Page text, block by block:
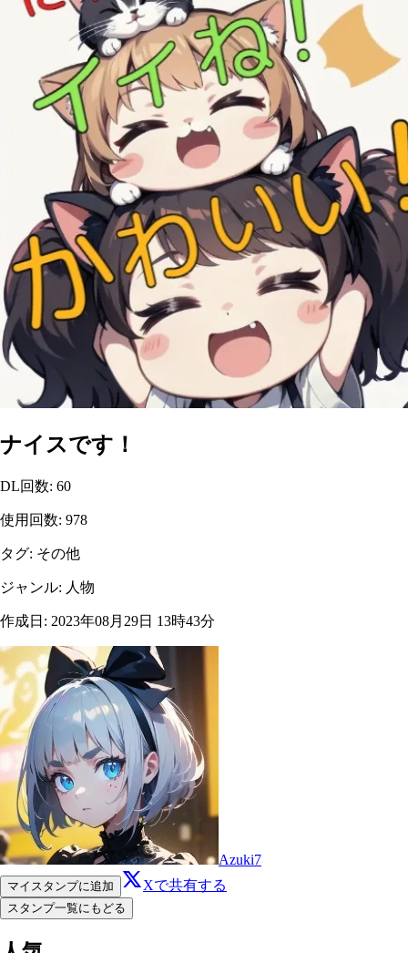
ナイスです！
DL回数: 60
使用回数: 978
タグ: その他
ジャンル: 人物
作成日 : 2023年08月29日 13時43分
Azuki7
マイスタンプに追加 Xで共有する
スタンプ一覧にもどる